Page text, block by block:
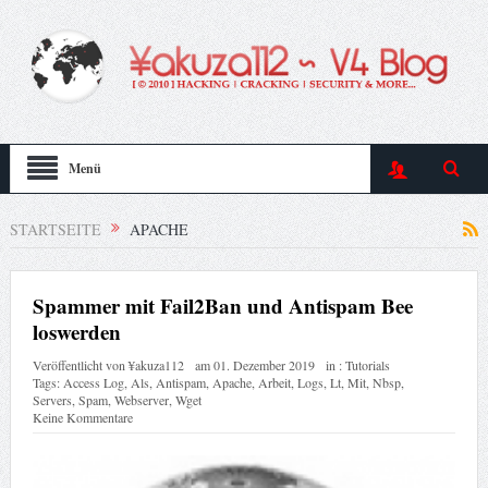
Menü
STARTSEITE APACHE
Spammer mit Fail2Ban und Antispam Bee
loswerden
Veröffentlicht von¥akuza112 am01. Dezember 2019 in :Tutorials
Tags: Access Log, Als Antispam, Apache, Arbeit, Logs Lt, Mit, Nbsp,
Servers Spam, Webserver, Wget
Keine Kommentare